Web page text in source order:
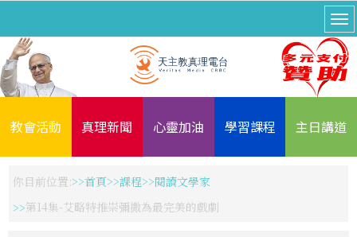
教會活動 真理新聞 心靈加油 學習課程 主日講道
你目前位置: 首頁 課程
閱讀文學家
第14集-艾略特推崇彌撒為最完美的戲劇